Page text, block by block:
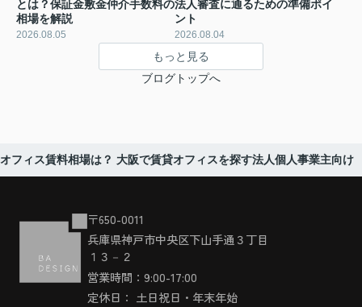
とは？保証金敷金仲介手数料の
相場を解説
2026.08.05
法人審査に通るための準備ポイ
ント
2026.08.04
もっと見る
ブログトップへ
フィス賃料相場は？ 大阪で賃貸オフィスを探す法人個人事業主向け
〒650-0011
兵庫県神戸市中央区下山手通３丁目
１３－２
営業時間：9:00-17:00
定休日： 土日祝日・年末年始